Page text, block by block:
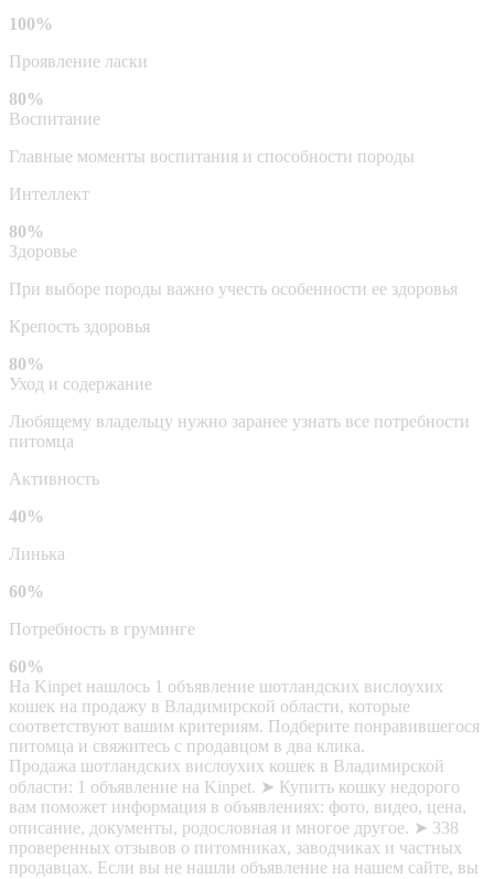
100%
Проявление ласки
80%
Воспитание
Главные моменты воспитания и способности породы
Интеллект
80%
Здоровье
При выборе породы важно учесть особенности ее здоровья
Крепость здоровья
80%
Уход и содержание
Любящему владельцу нужно заранее узнать все потребности
питомца
Активность
40%
Линька
60%
Потребность в груминге
60%
На Kinpet нашлось 1 объявление шотландских вислоухих
кошек на продажу в Владимирской области, которые
соответствуют вашим критериям. Подберите понравившегося
питомца и свяжитесь с продавцом в два клика.
Продажа шотландских вислоухих кошек в Владимирской
области: 1 объявление на Kinpet. ➤ Купить кошку недорого
вам поможет информация в объявлениях: фото, видео, цена,
описание, документы, родословная и многое другое. ➤ 338
проверенных отзывов о питомниках, заводчиках и частных
продавцах. Если вы не нашли объявление на нашем сайте, вы